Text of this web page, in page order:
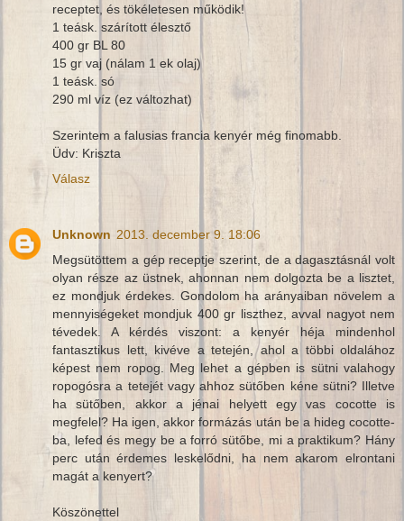
receptet, és tökéletesen működik!
1 teásk. szárított élesztő
400 gr BL 80
15 gr vaj (nálam 1 ek olaj)
1 teásk. só
290 ml víz (ez változhat)
Szerintem a falusias francia kenyér még finomabb.
Üdv: Kriszta
Válasz
Unknown 2013. december 9. 18:06
Megsütöttem a gép receptje szerint, de a dagasztásnál volt
olyan része az üstnek, ahonnan nem dolgozta be a lisztet,
ez mondjuk érdekes. Gondolom ha arányaiban növelem a
mennyiségeket mondjuk 400 gr liszthez, avval nagyot nem
tévedek. A kérdés viszont: a kenyér héja mindenhol
fantasztikus lett, kivéve a tetején, ahol a többi oldalához
képest nem ropog. Meg lehet a gépben is sütni valahogy
ropogósra a tetejét vagy ahhoz sütőben kéne sütni? Illetve
ha sütőben, akkor a jénai helyett egy vas cocotte is
megfelel? Ha igen, akkor formázás után be a hideg cocotte-
ba, lefed és megy be a forró sütőbe, mi a praktikum? Hány
perc után érdemes leskelődni, ha nem akarom elrontani
magát a kenyert?
Köszönettel